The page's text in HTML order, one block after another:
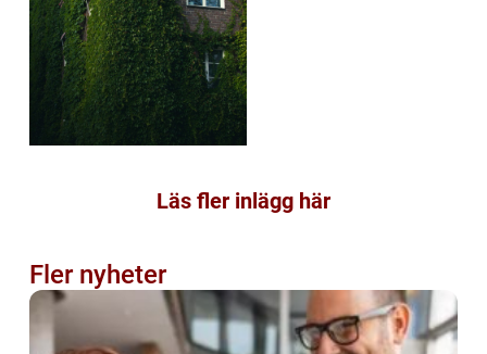
Läs fler inlägg här
Fler nyheter